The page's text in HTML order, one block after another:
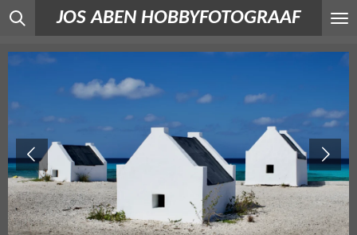
Ga
direct
hoofdinhoud
JOS ABEN HOBBYFOTOGRAAF